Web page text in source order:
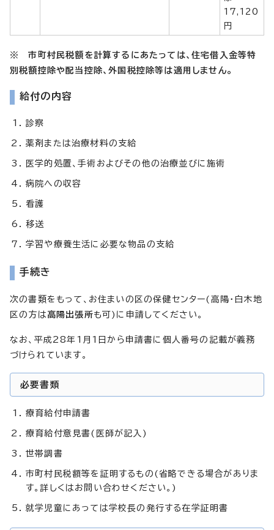
17,120
円
※ 市町村民税額を計算するにあたっては、住宅借入金等特
別税額控除や配当控除、外国税控除等は適用しません。
給付の内容
診察
薬剤または治療材料の支給
医学的処置、手術およびその他の治療並びに施術
病院への収容
看護
移送
学習や療養生活に必要な物品の支給
手続き
次の書類をもって、お住まいの区の保健センター(高陽・白木地
区の方は 高陽出張所も可)に申請してください。
なお、平成28年1月1日から申請書に個人番号の記載が義務
づけられています。
必要書類
療育給付申請書
療育給付意見書(医師が記入)
世帯調書
市町村民税額等を証明するもの(省略できる場合がありま
す。詳しくはお問い合わせください。)
就学児童にあっては学校長の発行する在学証明書